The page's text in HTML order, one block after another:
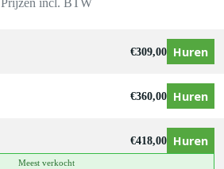
Prijzen incl. BTW
€309,00 Huren
€360,00 Huren
€418,00 Huren
Meest verkocht